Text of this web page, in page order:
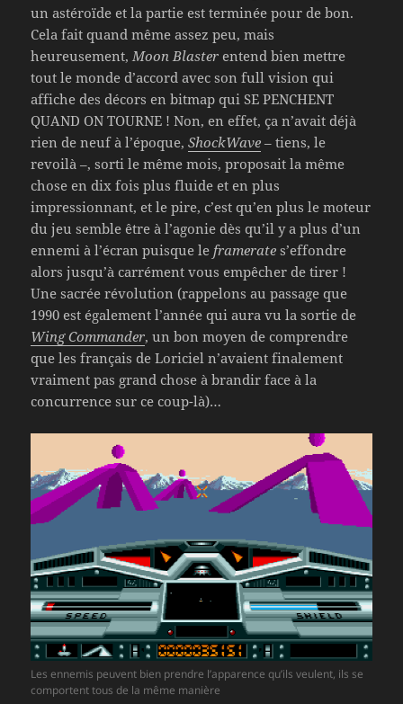
un astéroïde et la partie est terminée pour de bon.
Cela fait quand même assez peu, mais
heureusement, Moon Blaster entend bien mettre
tout le monde d’accord avec son full vision qui
affiche des décors en bitmap qui SE PENCHENT
QUAND ON TOURNE ! Non, en effet, ça n’avait déjà
rien de neuf à l’époque,ShockWave – tiens, le
revoilà –, sorti le même mois, proposait la même
chose en dix fois plus fluide et en plus
impressionnant, et le pire, c’est qu’en plus le moteur
du jeu semble être à l’agonie dès qu’il y a plus d’un
ennemi à l’écran puisque le framerate s’effondre
alors jusqu’à carrément vous empêcher de tirer !
Une sacrée révolution (rappelons au passage que
1990 est également l’année qui aura vu la sortie de
Wing Commander, un bon moyen de comprendre
que les français de Loriciel n’avaient finalement
vraiment pas grand chose à brandir face à la
concurrence sur ce coup-là)…
Les ennemis peuvent bien prendre l’apparence qu’ils veulent, ils se
comportent tous de la même manière